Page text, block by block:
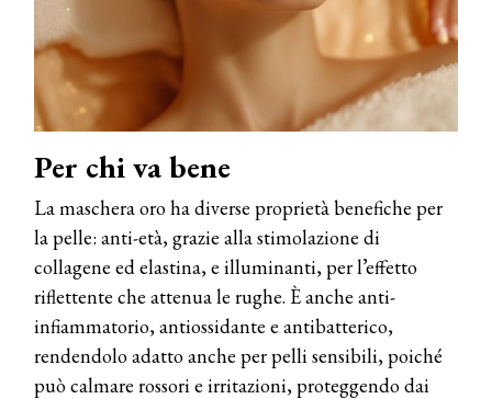
Per chi va bene
La maschera oro ha diverse proprietà benefiche per
la pelle: anti-età, grazie alla stimolazione di
collagene ed elastina, e illuminanti, per l’effetto
riflettente che attenua le rughe. È anche anti-
infiammatorio, antiossidante e antibatterico,
rendendolo adatto anche per pelli sensibili, poiché
può calmare rossori e irritazioni, proteggendo dai